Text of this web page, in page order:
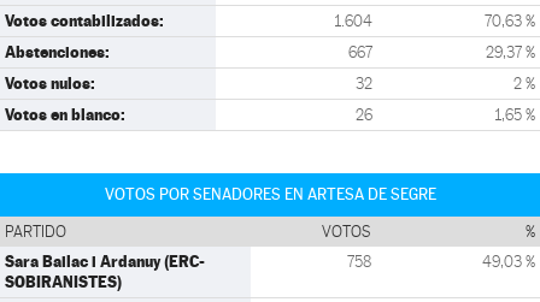
Votos contabilizados: 1.604 70,63 %
Abstenciones: 667 29,37 %
Votos nulos: 32 2 %
Votos en blanco: 26 1,65 %
VOTOS POR SENADORES EN ARTESA DE SEGRE
PARTIDO VOTOS %
Sara Bailac i Ardanuy (ERC-
SOBIRANISTES)
758 49,03 %